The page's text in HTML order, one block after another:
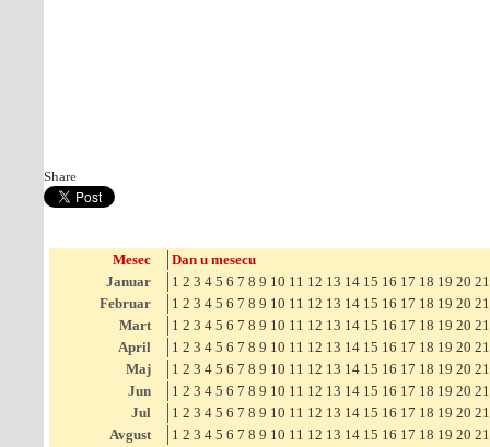
Share
Mesec
Dan u mesecu
Januar
1 2 3 4 5 6 7 8 9 10 11 12 13 14 15 16 17 18 19 20 21
Februar
1 2 3 4 5 6 7 8 9 10 11 12 13 14 15 16 17 18 19 20 21
Mart
1 2 3 4 5 6 7 8 9 10 11 12 13 14 15 16 17 18 19 20 21
April
1 2 3 4 5 6 7 8 9 10 11 12 13 14 15 16 17 18 19 20 21
Maj
1 2 3 4 5 6 7 8 9 10 11 12 13 14 15 16 17 18 19 20 21
Jun
1 2 3 4 5 6 7 8 9 10 11 12 13 14 15 16 17 18 19 20 21
Jul
1 2 3 4 5 6 7 8 9 10 11 12 13 14 15 16 17 18 19 20 21
Avgust
1 2 3 4 5 6 7 8 9 10 11 12 13 14 15 16 17 18 19 20 21